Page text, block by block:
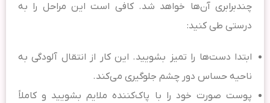
چندبرابری آن‌ها خواهد شد. کافی است این مراحل را به
درستی طی کنید:
ابتدا دست‌ها را تمیز بشویید. این کار از انتقال آلودگی به
ناحیه حساس دور چشم جلوگیری می‌کند.
پوست صورت خود را با پاک‌کننده ملایم بشویید و کاملاً